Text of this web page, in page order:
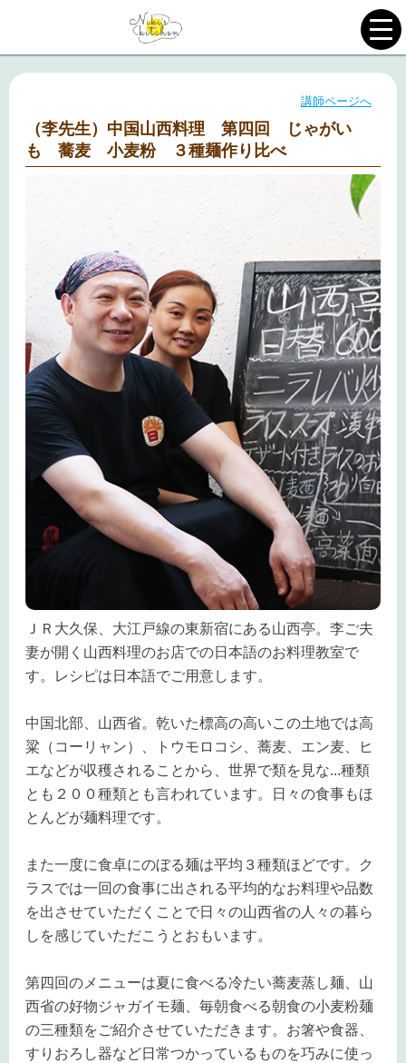
講師ページへ
（李先生）中国山西料理 第四回 じゃがい
も 蕎麦 小麦粉 ３種麺作り比べ
ＪＲ大久保、大江戸線の東新宿にある山西亭。李ご夫
妻が開く山西料理のお店での日本語のお料理教室で
す。レシピは日本語でご用意します。
中国北部、山西省。乾いた標高の高いこの土地では高
粱（コーリャン）、トウモロコシ、蕎麦、エン麦、ヒ
エなどが収穫されることから、世界で類を見な...種類
とも２００種類とも言われています。日々の食事もほ
とんどが麺料理です。
また一度に食卓にのぼる麺は平均３種類ほどです。ク
ラスでは一回の食事に出される平均的なお料理や品数
を出させていただくことで日々の山西省の人々の暮ら
しを感じていただこうとおもいます。
第四回のメニューは夏に食べる冷たい蕎麦蒸し麺、山
西省の好物ジャガイモ麺、毎朝食べる朝食の小麦粉麺
の三種類をご紹介させていただきます。お箸や食器、
すりおろし器など日常つかっているものを巧みに使っ